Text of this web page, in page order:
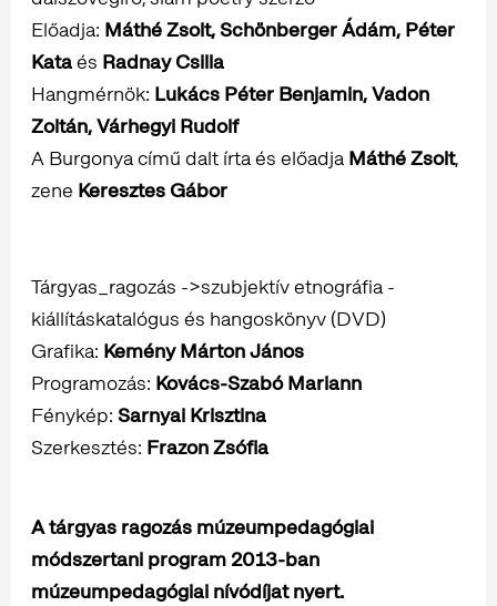
Előadja: Máthé Zsolt, Schönberger Ádám, Péter
Kataés Radnay Csilla
Hangmérnök: Lukács Péter Benjamin, Vadon
Zoltán, Várhegyi Rudolf
A Burgonya című dalt írta és előadjaMáthé Zsolt,
zene Keresztes Gábor
Tárgyas_ragozás ->szubjektív etnográfia -
kiállításkatalógus és hangoskönyv (DVD)
Grafika: Kemény Márton János
Programozás: Kovács-Szabó Mariann
Fénykép: Sarnyai Krisztina
Szerkesztés: Frazon Zsófia
A tárgyas ragozás múzeumpedagógiai
módszertani program 2013-ban
múzeumpedagógiai nívódíjat nyert.